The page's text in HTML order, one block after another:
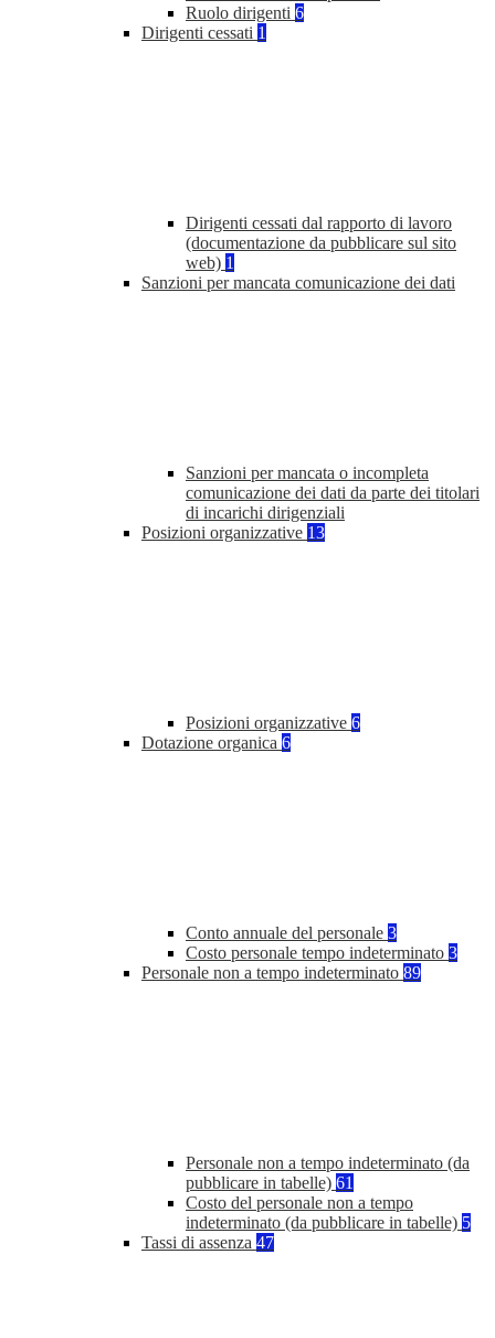
Ruolo dirigenti 6
Dirigenti cessati 1
Dirigenti cessati dal rapporto di lavoro
(documentazione da pubblicare sul sito
web) 1
Sanzioni per mancata comunicazione dei dati
Sanzioni per mancata o incompleta
comunicazione dei dati da parte dei titolari
di incarichi dirigenziali
Posizioni organizzative 13
Posizioni organizzative 6
Dotazione organica 6
Conto annuale del personale 3
Costo personale tempo indeterminato 3
Personale non a tempo indeterminato 89
Personale non a tempo indeterminato (da
pubblicare in tabelle) 61
Costo del personale non a tempo
indeterminato (da pubblicare in tabelle) 5
Tassi di assenza 47